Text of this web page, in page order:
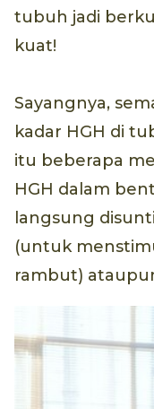
tubuh jadi
kuat!
Sayangnya,
kadar HGH di
itu beberapa
HGH dalam
langsung
(untuk
rambut)